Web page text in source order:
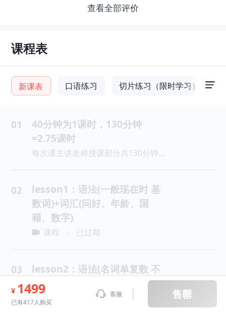
查看全部评价
课程表
新课表 口语练习 切片练习（限时学习）
01
40分钟为1课时，130分钟
=2.75课时
每次课主讲老师授课部分共130分钟，40分钟为1课时，130分钟=2.75课时，主讲授课部分每讲40分钟休息10分钟。
02
lesson1：语法(一般现在时 基
数词)+词汇(问好、年龄、国
籍、数字)
课程 已过期
03
lesson2：语法(名词单复数 不
定冠词)+词汇(日常生活用品)
课程 已过期
¥ 1499
已有417人购买
客服 售罄